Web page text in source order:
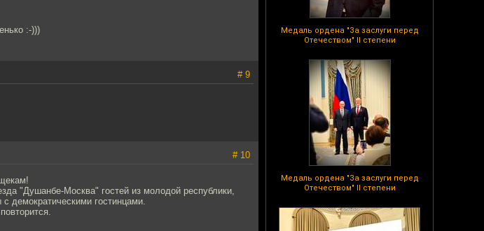
Медаль ордена "За заслуги перед
Отечеством" II степени
Медаль ордена "За заслуги перед
Отечеством" II степени
:-)))
# 9
# 10
"Душанбе-Москва" гостей из молодой республики,
демократическими гостинцами.